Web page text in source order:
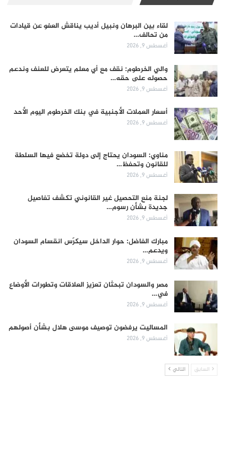
لقاء بين البرهان ونبيل أديب يناقش العفو عن قيادات
من تحالف…
أغسطس 9, 2026
والي الخرطوم: نقف مع أي معلم يتعرض للعنف وندعم
حصوله على حقه…
أغسطس 9, 2026
أسعار العملات الأجنبية في بنك الخرطوم اليوم الأحد
أغسطس 9, 2026
مناوي: السودان يحتاج إلى دولة تخضع فيها السلطة
للقانون وتحفظ…
أغسطس 9, 2026
لجنة منع التحصيل غير القانوني تكشف تفاصيل
جديدة بشأن رسوم…
أغسطس 9, 2026
مبارك الفاضل: حوار الداخل سيكرّس انقسام السودان
ويدعم…
أغسطس 9, 2026
مصر والسودان تبحثان تعزيز العلاقات وتطورات الأوضاع
في…
أغسطس 9, 2026
المساليت يرفضون توصيف موسى هلال بشأن أصولهم
أغسطس 9, 2026
السابق التالي